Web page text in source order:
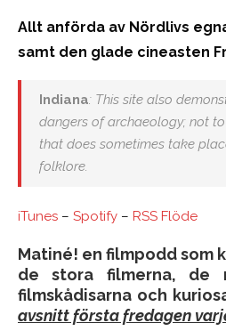
Allt anförda av Nördlivs
samt den glade cineasten
Indiana: This site also
dangers of archaeology; not
that does sometimes take
folklore.
iTunes – Spotify – RSS Flöde
Matiné! en filmpodd som
de stora filmerna, de
filmskådisarna och
avsnitt första fredagen